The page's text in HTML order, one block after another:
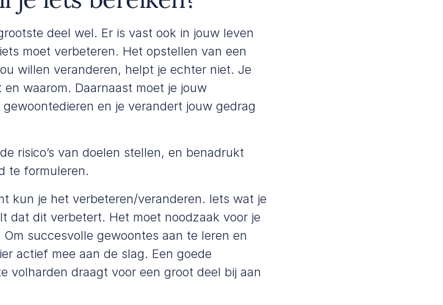
deel wel. Er is vast ook in jouw leven
moet verbeteren. Het opstellen van een
willen veranderen, helpt je echter niet. Je
waarom. Daarnaast moet je jouw
en je verandert jouw gedrag
risico’s van doelen stellen, en benadrukt
te formuleren.
kun je het verbeteren/veranderen. Iets wat je
dat dit verbetert. Het moet noodzaak voor je
succesvolle gewoontes aan te leren en
actief mee aan de slag. Een goede
volharden draagt voor een groot deel bij aan